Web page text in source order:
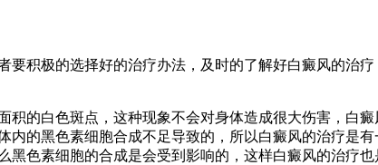
要积极的选择好的治疗办法，及时的了解好白癜风的治
积的白色斑点，这种现象不会对身体造成很大伤害，白
的黑色素细胞合成不足导致的，所以白癜风的治疗是
色素细胞的合成是会受到影响的，这样白癜风的治疗